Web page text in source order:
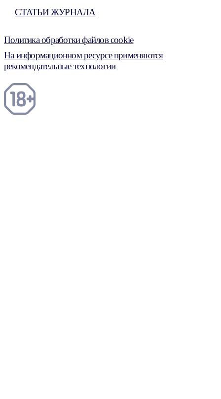
СТАТЬИ ЖУРНАЛА
Политика обработки файлов cookie
На информационном ресурсе применяются
рекомендательные технологии